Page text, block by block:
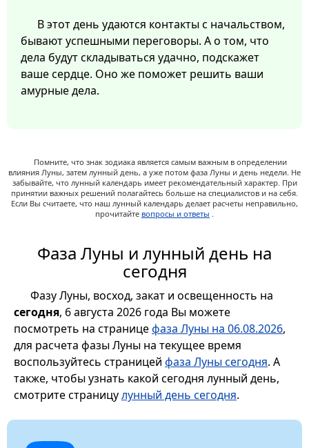
В этот день удаются контакты с начальством,
бывают успешными переговоры. А о том, что
дела будут складываться удачно, подскажет
ваше сердце. Оно же поможет решить ваши
амурные дела.
Помните, что знак зодиака является самым важным в определении
влияния Луны, затем лунный день, а уже потом фаза Луны и день недели. Не
забывайте, что лунный календарь имеет рекомендательный характер. При
принятии важных решений полагайтесь больше на специалистов и на себя.
Если Вы считаете, что наш лунный календарь делает расчеты неправильно,
прочитайте вопросы и ответы .
Фаза Луны и лунный день на
сегодня
Фазу Луны, восход, закат и освещенность на
сегодня, 6 августа 2026 года Вы можете
посмотреть на страницефаза Луны на 06.08.2026,
для расчета фазы Луны на текущее время
воспользуйтесь страницей фаза Луны сегодня. А
также, чтобы узнать какой сегодня лунный день,
смотрите страницулунный день сегодня.